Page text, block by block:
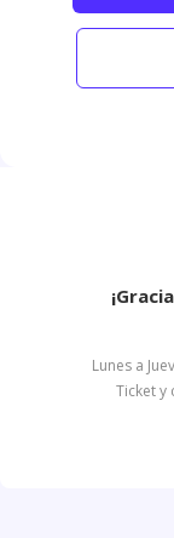
Lunes a
Ticket y